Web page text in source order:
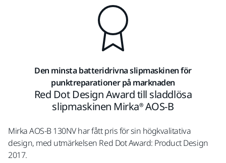
Den minsta batteridrivna slipmaskinen för
punktreparationer på marknaden
Red Dot Design Award till sladdlösa
slipmaskinen Mirka® AOS-B
Mirka AOS-B 130NV har fått pris för sin högkvalitativa
design, med utmärkelsen Red Dot Award: Product Design
2017.